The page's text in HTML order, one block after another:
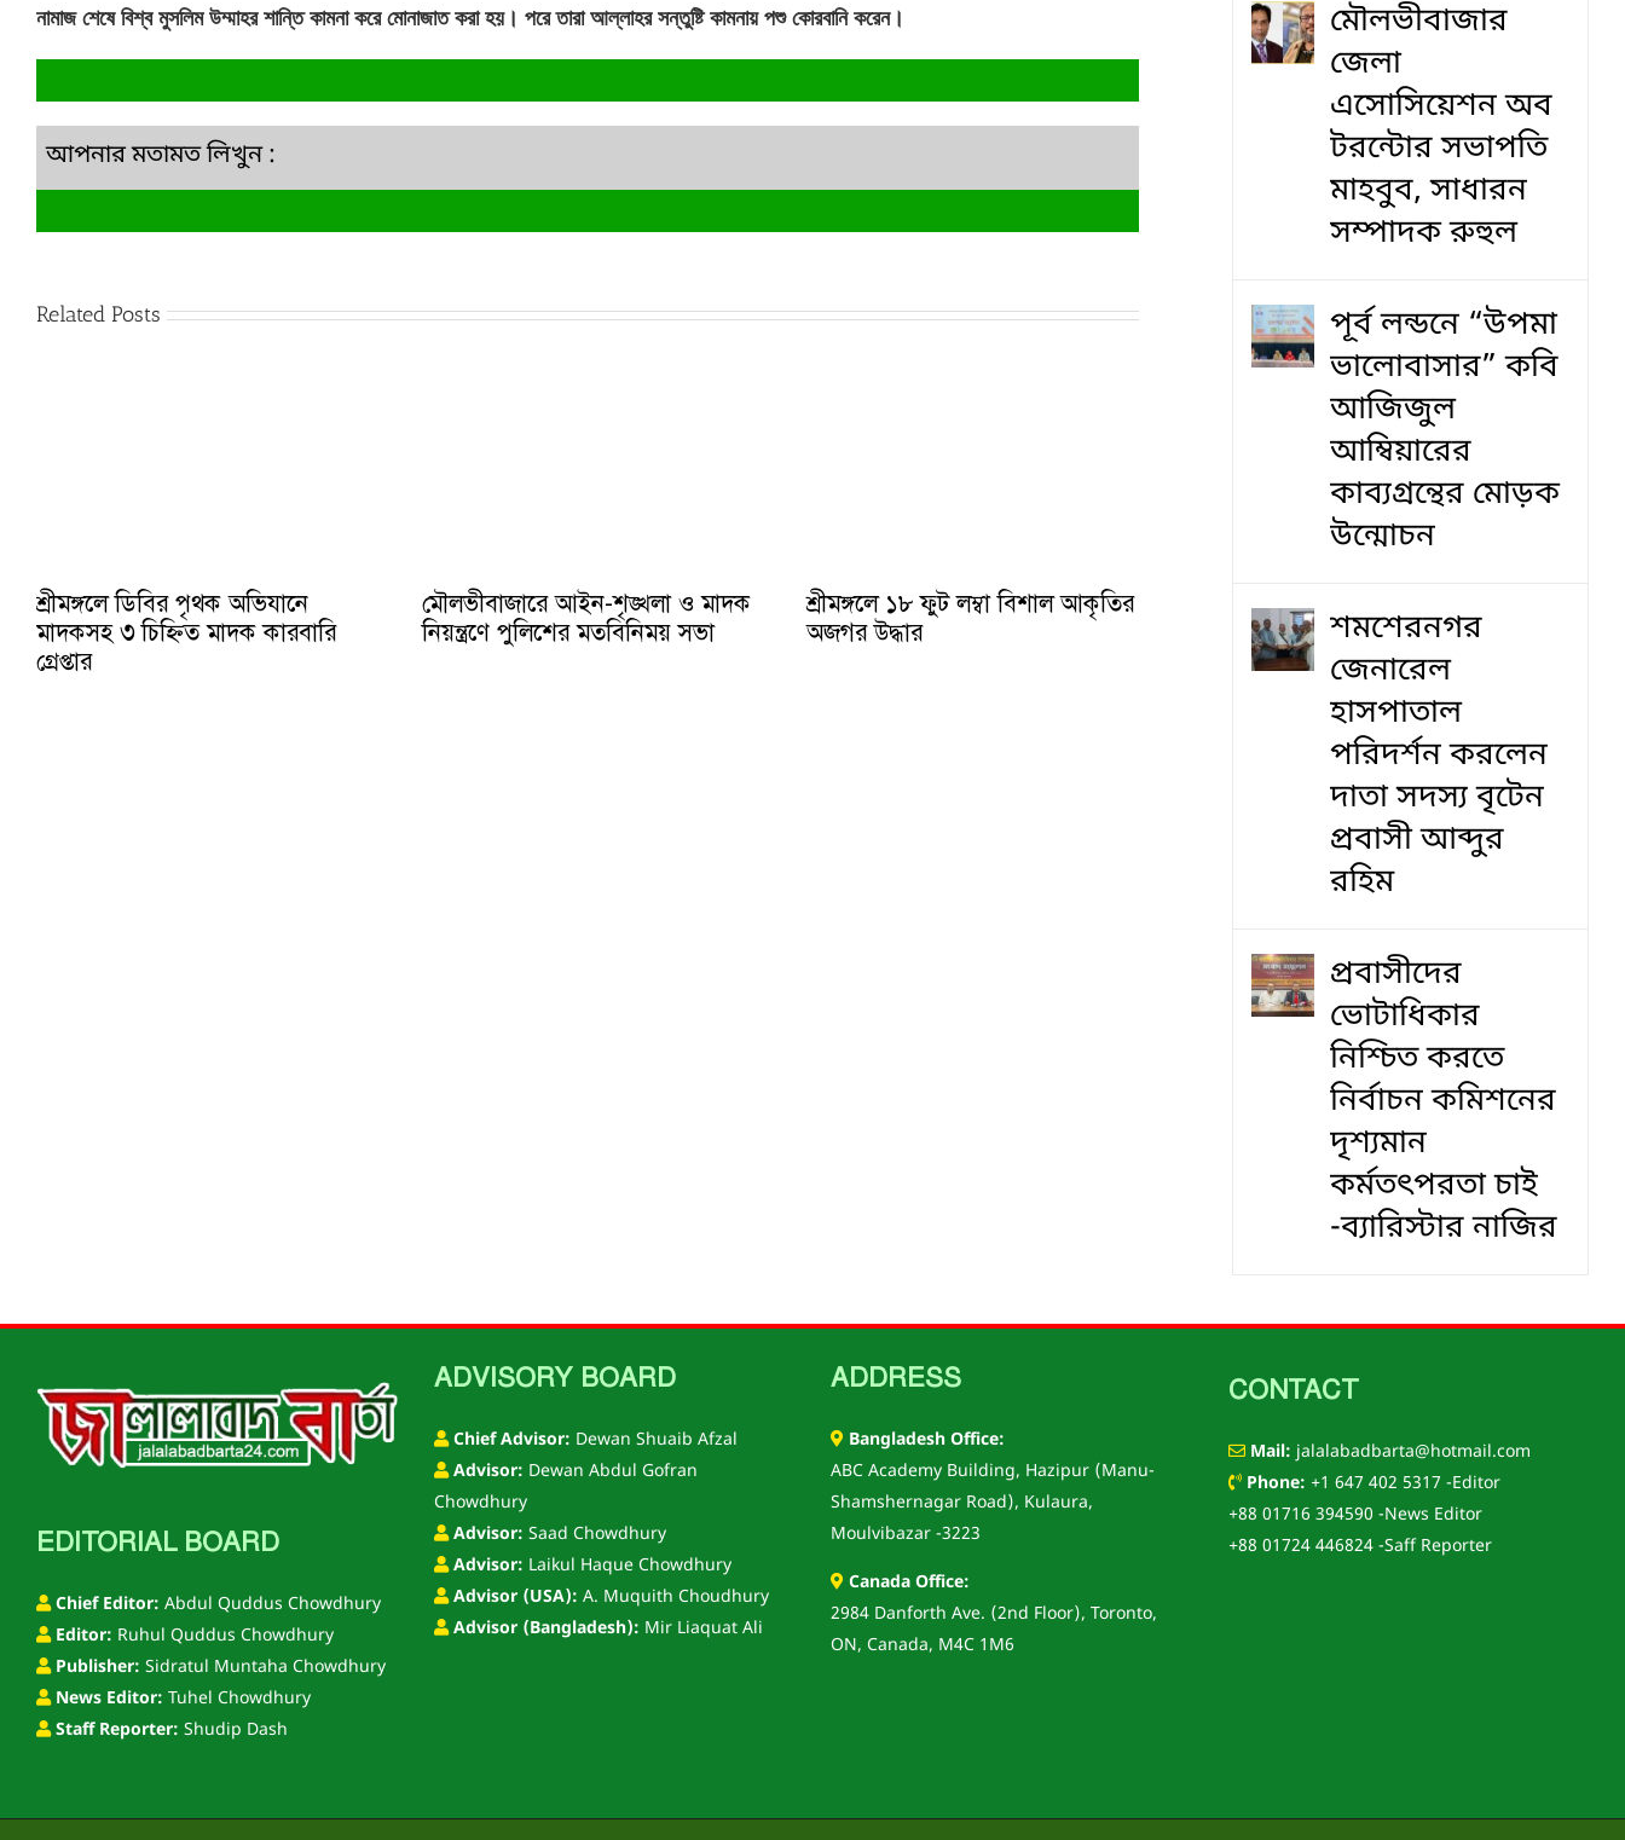
নামাজ শেষে বিশ্ব মুসলিম উম্মাহর শান্তি কামনা করে মোনাজাত করা হয়। পরে তারা আল্লাহর সন্তুষ্টি কামনায় পশু কোরবানি করেন।
আপনার মতামত লিখুন :
Related Posts
শ্রীমঙ্গলে ডিবির পৃথক অভিযানে
মাদকসহ ৩ চিহ্নিত মাদক কারবারি
গ্রেপ্তার
মৌলভীবাজারে আইন-শৃঙ্খলা ও মাদক
নিয়ন্ত্রণে পুলিশের মতবিনিময় সভা
শ্রীমঙ্গলে ১৮ ফুট লম্বা বিশাল আকৃতির
অজগর উদ্ধার
মৌলভীবাজার
জেলা
এসোসিয়েশন অব
টরন্টোর সভাপতি
মাহবুব, সাধারন
সম্পাদক রুহুল
পূর্ব লন্ডনে “উপমা
ভালোবাসার” কবি
আজিজুল
আম্বিয়ারের
কাব্যগ্রন্থের মোড়ক
উন্মোচন
শমশেরনগর
জেনারেল
হাসপাতাল
পরিদর্শন করলেন
দাতা সদস্য বৃটেন
প্রবাসী আব্দুর
রহিম
প্রবাসীদের
ভোটাধিকার
নিশ্চিত করতে
নির্বাচন কমিশনের
দৃশ‍্যমান
কর্মতৎপরতা চাই
-ব্যারিস্টার নাজির
EDITORIAL BOARD
Chief Editor: Abdul Quddus Chowdhury
Editor: Ruhul Quddus Chowdhury
Publisher: Sidratul Muntaha Chowdhury
News Editor: Tuhel Chowdhury
Staff Reporter: Shudip Dash
ADVISORY BOARD
Chief Advisor: Dewan Shuaib Afzal
Advisor: Dewan Abdul Gofran
Chowdhury
Advisor: Saad Chowdhury
Advisor: Laikul Haque Chowdhury
Advisor (USA): A. Muquith Choudhury
Advisor (Bangladesh): Mir Liaquat Ali
ADDRESS
Bangladesh Office:
ABC Academy Building, Hazipur (Manu-
Shamshernagar Road), Kulaura,
Moulvibazar -3223
Canada Office:
2984 Danforth Ave. (2nd Floor), Toronto,
ON, Canada, M4C 1M6
CONTACT
Mail: jalalabadbarta@hotmail.com
Phone: +1 647 402 5317 -Editor
+88 01716 394590 -News Editor
+88 01724 446824 -Saff Reporter